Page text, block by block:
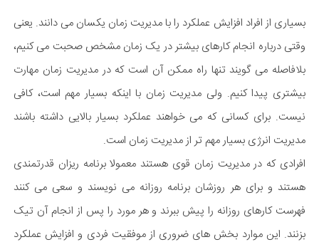
بسیاری از افراد افزایش عملکرد را با مدیریت زمان یکسان می دانند. یعنی
وقتی درباره انجام کارهای بیشتر در یک زمان مشخص صحبت می کنیم،
بلافاصله می گویند تنها راه ممکن آن است که در مدیریت زمان مهارت
بیشتری پیدا کنیم. ولی مدیریت زمان با اینکه بسیار مهم است، کافی
نیست. برای کسانی که می خواهند عملکرد بسیار بالایی داشته باشند
مدیریت انرژی بسیار مهم تر از مدیریت زمان است.
افرادی که در مدیریت زمان قوی هستند معمولا برنامه ریزان قدرتمندی
هستند و برای هر روزشان برنامه روزانه می نویسند و سعی می کنند
فهرست کارهای روزانه را پیش ببرند و هر مورد را پس از انجام آن تیک
بزنند. این موارد بخش های ضروری از موفقیت فردی و افزایش عملکرد